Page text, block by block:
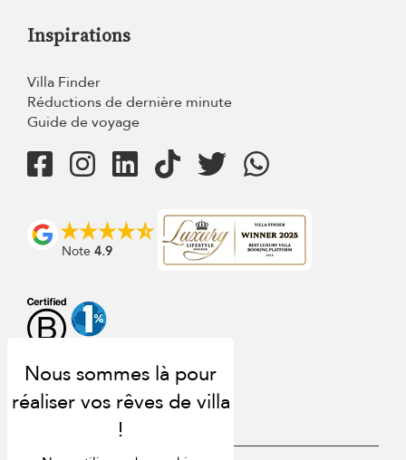
Inspirations
Villa Finder
Réductions de dernière minute
Guide de voyage
Note 4.9